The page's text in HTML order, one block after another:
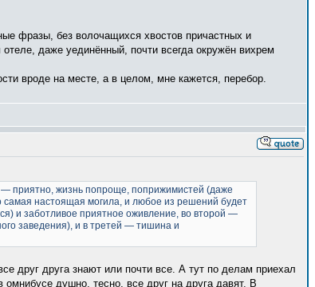
фразы, без волочащихся хвостов причастных и
даже уединённый, почти всегда окружён вихрем
вроде на месте, а в целом, мне кажется, перебор.
— приятно, жизнь попроще, поприжимистей (даже
самая настоящая могила, и любое из решений будет
и заботливое приятное оживление, во второй —
заведения), и в третей — тишина и
друг друга знают или почти все. А тут по делам приехал
душно, тесно, все друг на друга давят. В